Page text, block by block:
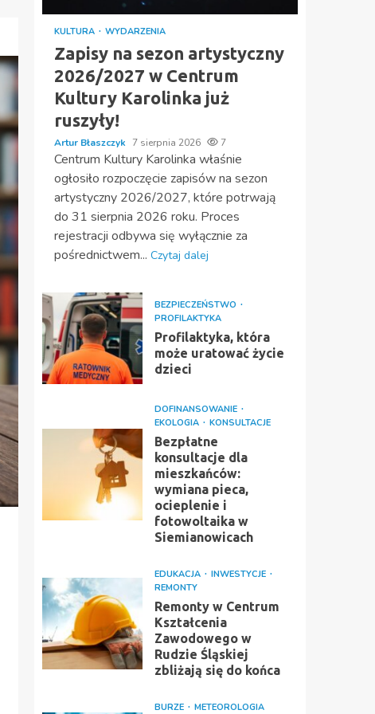
KULTURA WYDARZENIA
Zapisy na sezon artystyczny
2026/2027 w Centrum
Kultury Karolinka już
ruszyły!
Artur Błaszczyk 7 sierpnia 2026 7
Centrum Kultury Karolinka właśnie
ogłosiło rozpoczęcie zapisów na sezon
artystyczny 2026/2027, które potrwają
do 31 sierpnia 2026 roku. Proces
rejestracji odbywa się wyłącznie za
pośrednictwem... Czytaj dalej
BEZPIECZEŃSTWO
PROFILAKTYKA
Profilaktyka, która
może uratować życie
dzieci
DOFINANSOWANIE
EKOLOGIA
KONSULTACJE
Bezpłatne
konsultacje dla
mieszkańców:
wymiana pieca,
ocieplenie i
fotowoltaika w
Siemianowicach
EDUKACJA
INWESTYCJE
REMONTY
Remonty w Centrum
Kształcenia
Zawodowego w
Rudzie Śląskiej
zbliżają się do końca
BURZE METEOROLOGIA